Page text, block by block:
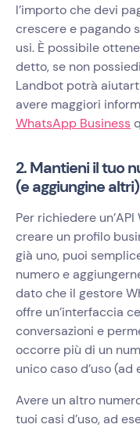
l’importo che devi
crescere e pagando
usi. È possibile
detto, se non
Landbot potrà
avere maggiori
WhatsApp Business
2. Mantieni il tuo
(e aggiungine altri)
Per richiedere
creare un profilo
già uno, puoi
numero e
dato che il gestore
offre un’interfaccia
conversazioni e
occorre più di un
unico caso d’uso
Avere un altro
tuoi casi d’uso, ad